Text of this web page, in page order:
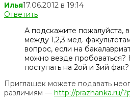
Илья17.06.2012 в 19:14
Ответить
А подскажите пожалуйста,
между 1,2,3 мед.
вопрос, если на
можно везде пробоваться?
поступать на 2ой и 3ий
Приглашек можете подавать
различиям — http://prazhanka.ru/